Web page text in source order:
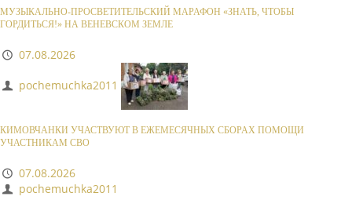
МУЗЫКАЛЬНО-ПРОСВЕТИТЕЛЬСКИЙ МАРАФОН «ЗНАТЬ, ЧТОБЫ
ГОРДИТЬСЯ!» НА ВЕНЕВСКОМ ЗЕМЛЕ
07.08.2026
pochemuchka2011
КИМОВЧАНКИ УЧАСТВУЮТ В ЕЖЕМЕСЯЧНЫХ СБОРАХ ПОМОЩИ
УЧАСТНИКАМ СВО
07.08.2026
pochemuchka2011